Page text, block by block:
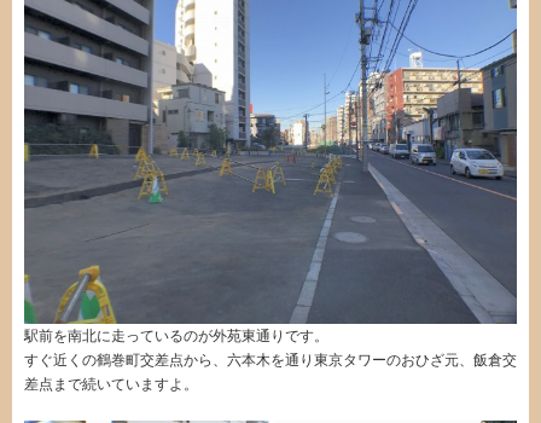
駅前を南北に走っているのが外苑東通りです。
すぐ近くの鶴巻町交差点から、六本木を通り東京タワーのおひざ元、飯倉交
差点まで続いていますよ。